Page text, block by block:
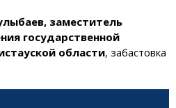
заместитель
государственной
области, забастовка